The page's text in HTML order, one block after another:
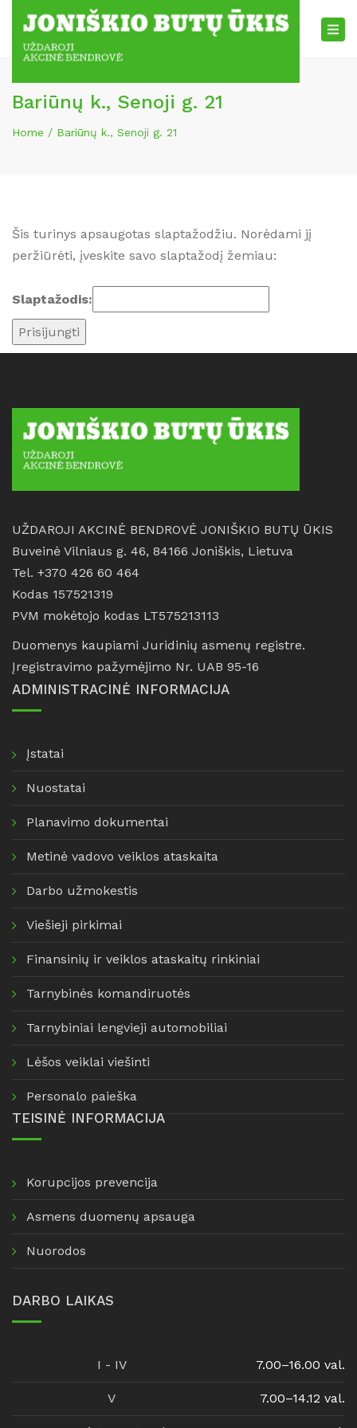
Bariūnų k., Senoji g. 21
Home Bariūnų k., Senoji g. 21
Šis turinys apsaugotas slaptažodžiu. Norėdami jį
peržiūrėti, įveskite savo slaptažodį žemiau:
Slaptažodis:
UŽDAROJI AKCINĖ BENDROVĖ JONIŠKIO BUTŲ ŪKIS
Buveinė Vilniaus g. 46, 84166 Joniškis, Lietuva
Tel. +370 426 60 464
Kodas 157521319
PVM mokėtojo kodas LT575213113
Duomenys kaupiami Juridinių asmenų registre.
Įregistravimo pažymėjimo Nr. UAB 95-16
ADMINISTRACINĖ INFORMACIJA
Įstatai
Nuostatai
Planavimo dokumentai
Metinė vadovo veiklos ataskaita
Darbo užmokestis
Viešieji pirkimai
Finansinių ir veiklos ataskaitų rinkiniai
Tarnybinės komandiruotės
Tarnybiniai lengvieji automobiliai
Lėšos veiklai viešinti
Personalo paieška
TEISINĖ INFORMACIJA
Korupcijos prevencija
Asmens duomenų apsauga
Nuorodos
DARBO LAIKAS
I - IV 7.00–16.00 val.
V 7.00–14.12 val.